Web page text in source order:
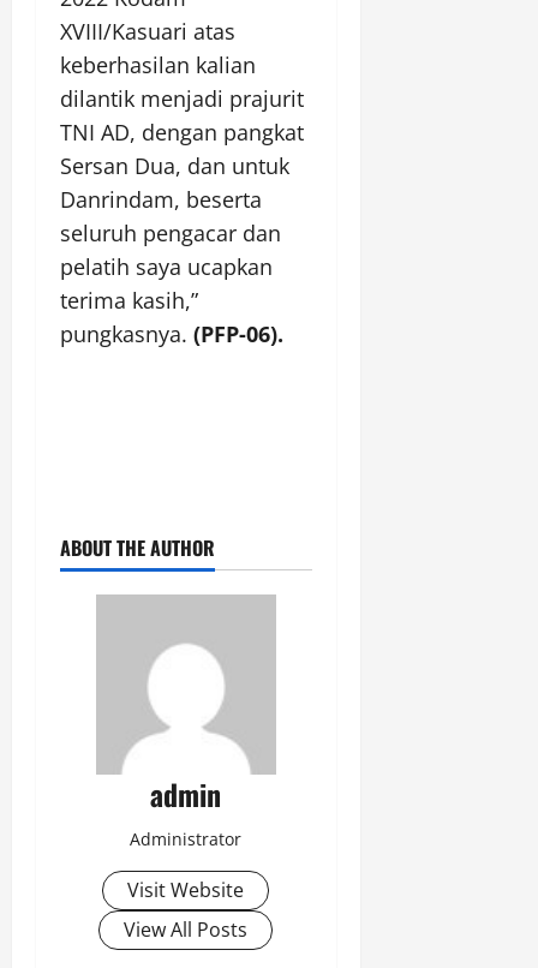
XVIII/Kasuari atas
keberhasilan kalian
dilantik menjadi prajurit
TNI AD, dengan pangkat
Sersan Dua, dan untuk
Danrindam, beserta
seluruh pengacar dan
pelatih saya ucapkan
terima kasih,”
pungkasnya. (PFP-06).
ABOUT THE AUTHOR
admin
Administrator
Visit Website
View All Posts